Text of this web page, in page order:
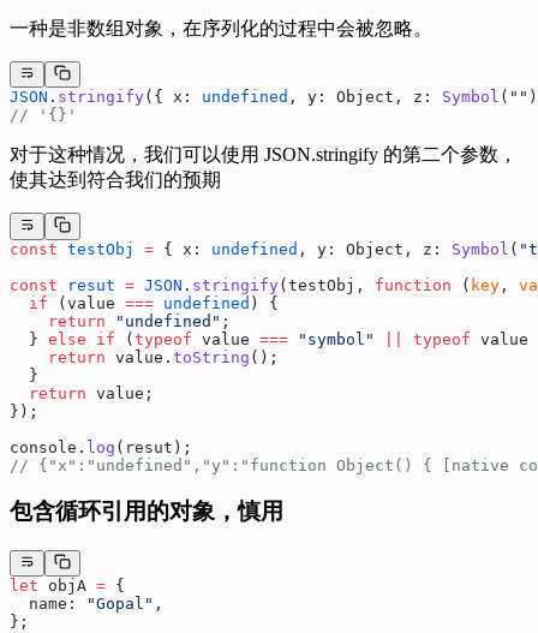
一种是非数组对象，在序列化的过程中会被忽略。
JSON . stringify({ x: undefined , y: Object, z: Symbol ( ""
// '{}'
对于这种情况，我们可以使用 JSON.stringify 的第二个参数，
使其达到符合我们的预期
const testObj = { x: undefined , y: Object, z: Symbol (
const resut = JSON . stringify(testObj, function ( key ,
  if
(value === undefined ) {
    return
"undefined" ;
  }
else if (typeof value === "symbol" typeof value
    return
value. toString ();
  }
  return
value;
});
console. log (resut);
// {"x":"undefined","y":"function Object() { [native
包含循环引用的对象，慎用
let objA = {
  name:
"Gopal" ,
};